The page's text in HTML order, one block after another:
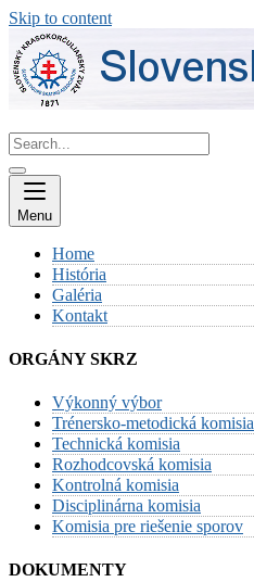
Skip to content
Menu
Home
História
Galéria
Kontakt
ORGÁNY SKRZ
Výkonný výbor
Trénersko-metodická komisia
Technická komisia
Rozhodcovská komisia
Kontrolná komisia
Disciplinárna komisia
Komisia pre riešenie sporov
DOKUMENTY